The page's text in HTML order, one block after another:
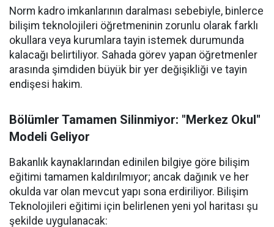
Norm kadro imkanlarının daralması sebebiyle, binlerce
bilişim teknolojileri öğretmeninin zorunlu olarak farklı
okullara veya kurumlara tayin istemek durumunda
kalacağı belirtiliyor. Sahada görev yapan öğretmenler
arasında şimdiden büyük bir yer değişikliği ve tayin
endişesi hakim.
Bölümler Tamamen Silinmiyor: "Merkez Okul"
Modeli Geliyor
Bakanlık kaynaklarından edinilen bilgiye göre bilişim
eğitimi tamamen kaldırılmıyor; ancak dağınık ve her
okulda var olan mevcut yapı sona erdiriliyor. Bilişim
Teknolojileri eğitimi için belirlenen yeni yol haritası şu
şekilde uygulanacak: